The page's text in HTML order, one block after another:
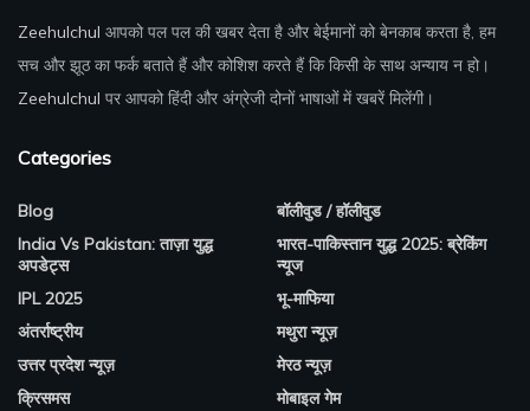
Zeehulchul आपको पल पल की खबर देता है और बेईमानों को बेनकाब करता है, हम
सच और झूठ का फर्क बताते हैं और कोशिश करते हैं कि किसी के साथ अन्याय न हो।
Zeehulchul पर आपको हिंदी और अंग्रेजी दोनों भाषाओं में खबरें मिलेंगी।
Categories
Blog
India Vs Pakistan: ताज़ा युद्ध
अपडेट्स
IPL 2025
अंतर्राष्ट्रीय
उत्तर प्रदेश न्यूज़
क्रिसमस
बॉलीवुड / हॉलीवुड
भारत-पाकिस्तान युद्ध 2025: ब्रेकिंग
न्यूज
भू-माफिया
मथुरा न्यूज़
मेरठ न्यूज़
मोबाइल गेम